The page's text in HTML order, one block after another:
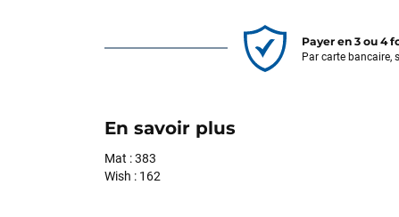
Payer en 3 ou 4
Par carte bancaire,
En savoir plus
Mat : 383
Wish : 162